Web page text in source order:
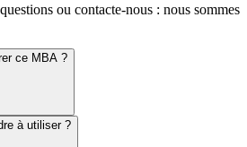
ou contacte-nous : nous sommes
ce MBA ?
à utiliser ?